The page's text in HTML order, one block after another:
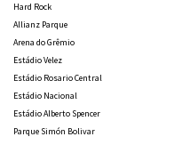
Hard Rock
Allianz Parque
Arena do Grêmio
Estádio Velez
Estádio Rosario Central
Estádio Nacional
Estádio Alberto Spencer
Parque Simón Bolivar